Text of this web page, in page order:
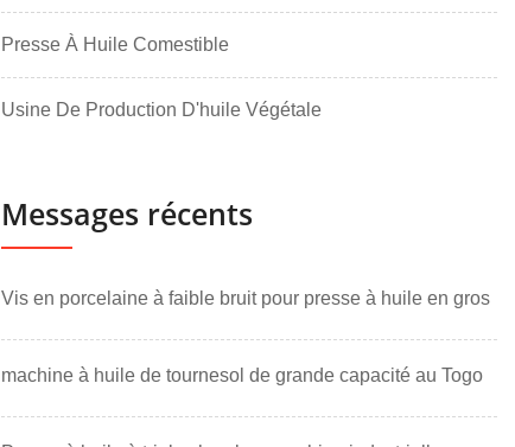
Presse À Huile Comestible
Usine De Production D'huile Végétale
Messages récents
Vis en porcelaine à faible bruit pour presse à huile en gros
machine à huile de tournesol de grande capacité au Togo